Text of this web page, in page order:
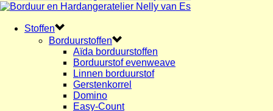
Stoffen
Borduurstoffen
Aïda borduurstoffen
Borduurstof evenweave
Linnen borduurstof
Gerstenkorrel
Domino
Easy-Count